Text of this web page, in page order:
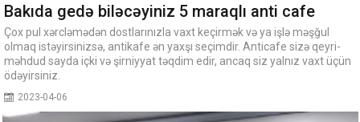
Bakıda gedə biləcəyiniz 5 maraqlı anti cafe
Çox pul xərcləmədən dostlarınızla vaxt keçirmək və ya işlə məşğul
olmaq istəyirsinizsə, antikafe ən yaxşı seçimdir. Anticafe sizə qeyri-
məhdud sayda içki və şirniyyat təqdim edir, ancaq siz yalnız vaxt üçün
ödəyirsiniz.
2023-04-06